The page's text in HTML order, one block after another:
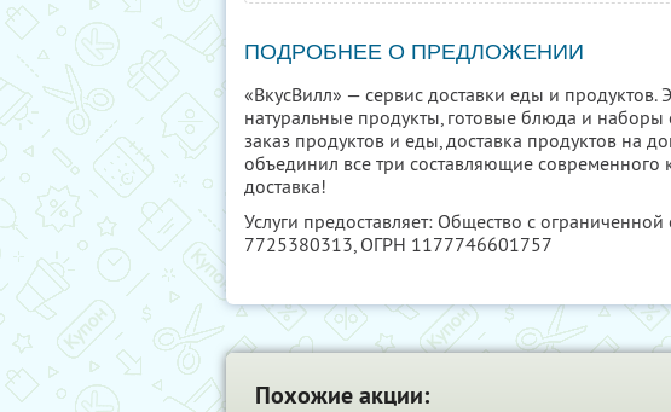
ПОДРОБНЕЕ О ПРЕДЛОЖЕНИИ
«ВкусВилл» — сервис доставки еды и
натуральные продукты, готовые блюда и
заказ продуктов и еды, доставка продуктов на
объединил все три составляющие современного
доставка!
Услуги предоставляет: Общество с
7725380313, ОГРН 1177746601757
Похожие акции: